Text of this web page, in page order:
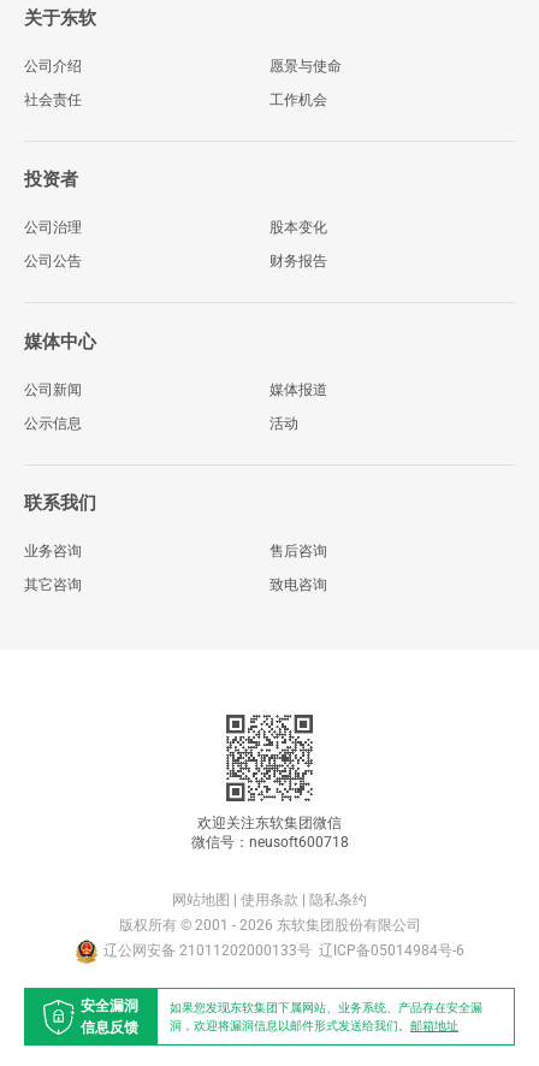
关于东软
公司介绍
愿景与使命
社会责任
工作机会
投资者
公司治理
股本变化
公司公告
财务报告
媒体中心
公司新闻
媒体报道
公示信息
活动
联系我们
业务咨询
售后咨询
其它咨询
致电咨询
欢迎关注东软集团微信
微信号：neusoft600718
网站地图 使用条款
隐私条约
版权所有 © 2001 - 2026 东软集团股份有限公司
辽公网安备 21011202000133号 辽ICP备05014984号-6
安全漏洞
信息反馈
如果您发现东软集团下属网站、业务系统、产品存在安全漏
洞，欢迎将漏洞信息以邮件形式发送给我们。 邮箱地址